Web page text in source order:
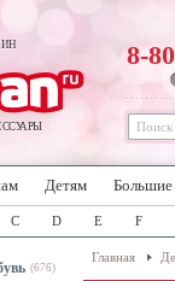
8-
Детям
C D E F
(676)
Главная